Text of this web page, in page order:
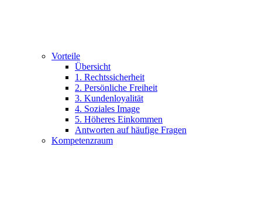
Vorteile
Übersicht
1. Rechtssicherheit
2. Persönliche Freiheit
3. Kundenloyalität
4. Soziales Image
5. Höheres Einkommen
Antworten auf häufige Fragen
Kompetenzraum